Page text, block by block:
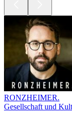
RONZHEIMER.
Gesellschaft und